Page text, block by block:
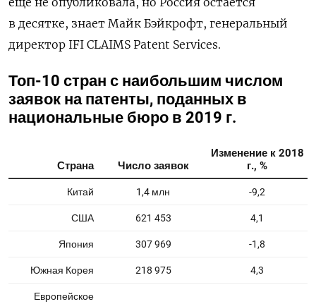
в десятке, знает Майк Бэйкрофт, генеральный
директор IFI CLAIMS Patent Services.